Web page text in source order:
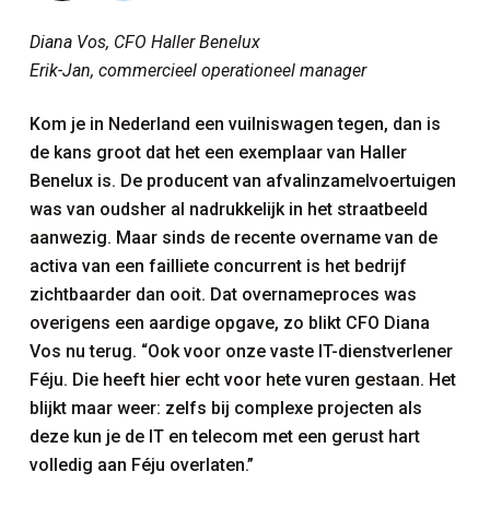
Diana Vos, CFO Haller Benelux
Erik-Jan, commercieel operationeel manager
Kom je in Nederland een vuilniswagen tegen, dan is
de kans groot dat het een exemplaar van Haller
Benelux is. De producent van afvalinzamelvoertuigen
was van oudsher al nadrukkelijk in het straatbeeld
aanwezig. Maar sinds de recente overname van de
activa van een failliete concurrent is het bedrijf
zichtbaarder dan ooit. Dat overnameproces was
overigens een aardige opgave, zo blikt CFO Diana
Vos nu terug. “Ook voor onze vaste IT-dienstverlener
Féju. Die heeft hier echt voor hete vuren gestaan. Het
blijkt maar weer: zelfs bij complexe projecten als
deze kun je de IT en telecom met een gerust hart
volledig aan Féju overlaten.”